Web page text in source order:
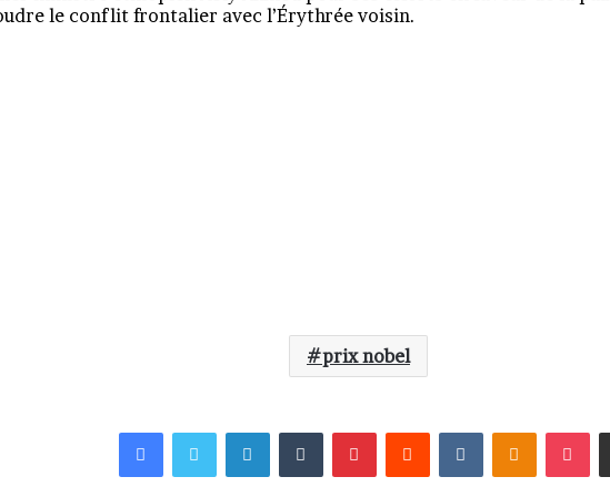
le conflit frontalier avec l’Érythrée voisin.
prix nobel
FacebookTwitterLinkedinTumblrPinterestRedditVKontakte